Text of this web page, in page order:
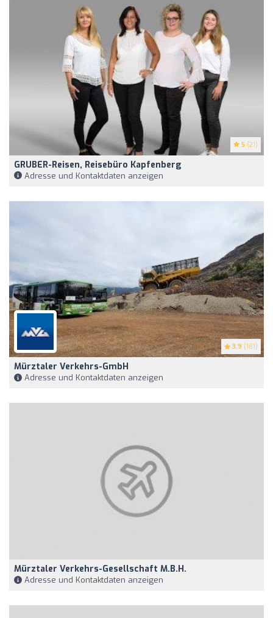
5 (21)
GRUBER-Reisen, Reisebüro Kapfenberg
Adresse und Kontaktdaten anzeigen
3.9 (161)
Mürztaler Verkehrs-GmbH
Adresse und Kontaktdaten anzeigen
Mürztaler Verkehrs-Gesellschaft M.b.H.
Adresse und Kontaktdaten anzeigen